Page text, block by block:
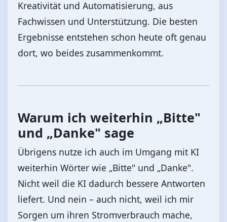
Kreativität und Automatisierung, aus
Fachwissen und Unterstützung. Die besten
Ergebnisse entstehen schon heute oft genau
dort, wo beides zusammenkommt.
Warum ich weiterhin „Bitte"
und „Danke" sage
Übrigens nutze ich auch im Umgang mit KI
weiterhin Wörter wie „Bitte" und „Danke".
Nicht weil die KI dadurch bessere Antworten
liefert. Und nein – auch nicht, weil ich mir
Sorgen um ihren Stromverbrauch mache,